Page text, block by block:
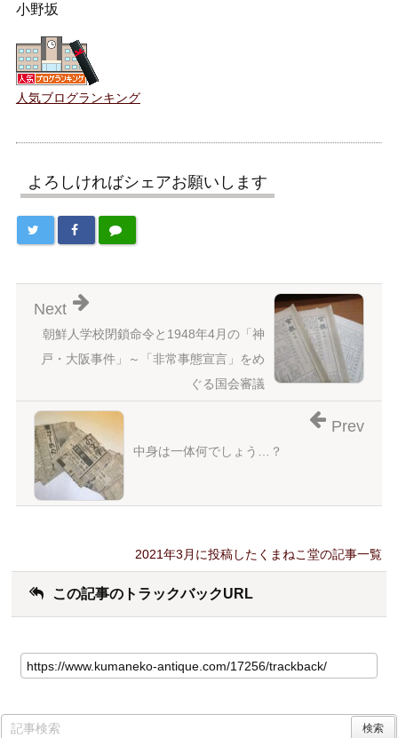
小野坂
人気ブログランキング
よろしければシェアお願いします
朝鮮人学校閉鎖命令と1948年4月の「神
戸・大阪事件」～「非常事態宣言」をめ
ぐる国会審議
Next
中身は一体何でしょう…？
Prev
2021年3月に投稿したくまねこ堂の記事一覧
この記事のトラックバックURL